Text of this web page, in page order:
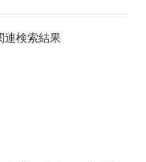
連検索結果